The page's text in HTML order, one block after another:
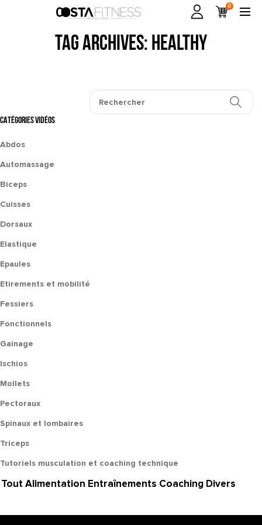
0
Tag Archives: healthy
CATÉGORIES VIDÉOS
Abdos
Automassage
Biceps
Cuisses
Dorsaux
Elastique
Epaules
Etirements et mobilité
Fessiers
Fonctionnels
Gainage
Ischios
Mollets
Pectoraux
Spinaux et lombaires
Triceps
Tutoriels musculation et coaching technique
ToutAlimentation Entraînements Coaching Divers